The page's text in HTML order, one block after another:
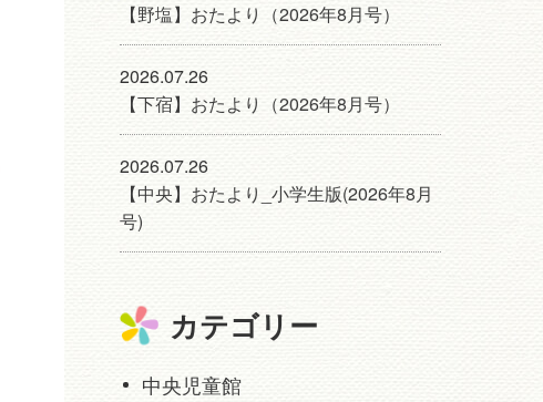
【野塩】おたより（2026年8月号）
2026.07.26
【下宿】おたより（2026年8月号）
2026.07.26
【中央】おたより_小学生版(2026年8月
号)
カテゴリー
中央児童館